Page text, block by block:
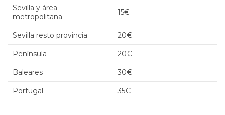
Sevilla y área
metropolitana
15€
Sevilla resto provincia 20€
Península 20€
Baleares 30€
Portugal 35€